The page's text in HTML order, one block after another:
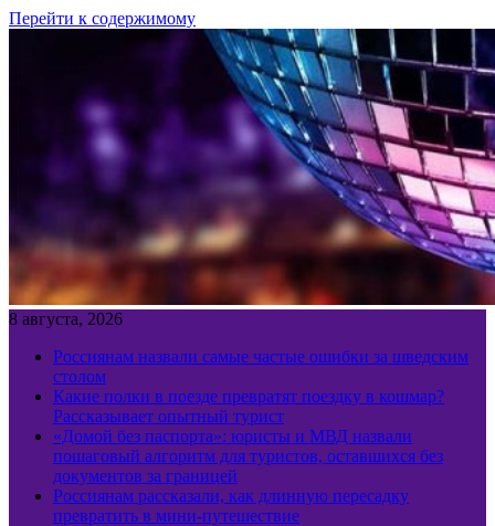
Перейти к содержимому
8 августа, 2026
Россиянам назвали самые частые ошибки за шведским
столом
Какие полки в поезде превратят поездку в кошмар?
Рассказывает опытный турист
«Домой без паспорта»: юристы и МВД назвали
пошаговый алгоритм для туристов, оставшихся без
документов за границей
Россиянам рассказали, как длинную пересадку
превратить в мини-путешествие